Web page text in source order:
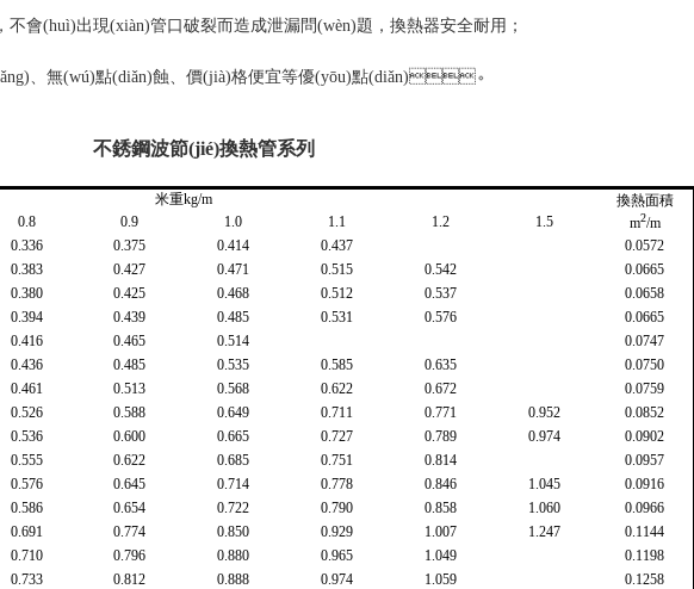
會(huì)出現(xiàn)管口破裂而造成泄漏問(wèn)題，換熱器安全耐用；
、無(wú)點(diǎn)蝕、價(jià)格便宜等優(yōu)點(diǎn)。
不銹鋼波節(jié)換熱管系列
米重kg/m
換熱面積
m2/m
0.8 0.9 1.0 1.1 1.2
1.5
0.336 0.375 0.414 0.437
0.0572
0.383 0.427 0.471 0.515 0.542
0.0665
0.380 0.425 0.468 0.512 0.537
0.0658
0.394 0.439 0.485 0.531 0.576
0.0665
0.416 0.465 0.514
0.0747
0.436 0.485 0.535 0.585 0.635
0.0750
0.461 0.513 0.568 0.622 0.672
0.0759
0.526 0.588 0.649 0.711 0.771 0.952
0.0852
0.536 0.600 0.665 0.727 0.789 0.974
0.0902
0.555 0.622 0.685 0.751 0.814
0.0957
0.576 0.645 0.714 0.778 0.846 1.045
0.0916
0.586 0.654 0.722 0.790 0.858 1.060
0.0966
0.691 0.774 0.850 0.929 1.007 1.247
0.1144
0.710 0.796 0.880 0.965 1.049
0.1198
0.733 0.812 0.888 0.974 1.059
0.1258